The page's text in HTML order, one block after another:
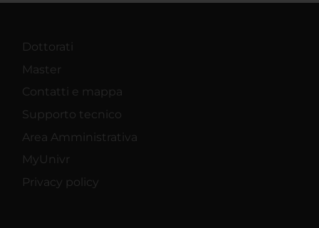
Dottorati
Master
Contatti e mappa
Supporto tecnico
Area Amministrativa
MyUnivr
Privacy policy